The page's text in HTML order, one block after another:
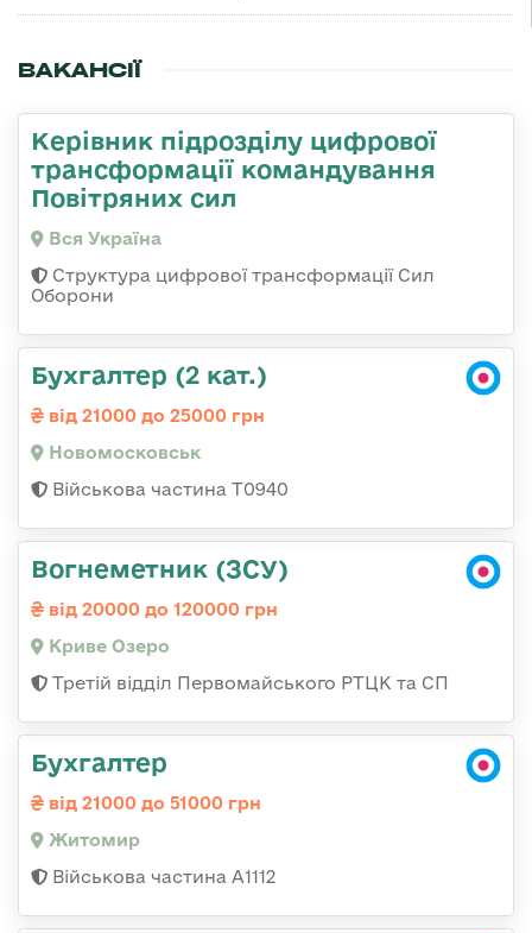
ВАКАНСІЇ
Керівник підрозділу цифрової
трансформації командування
Повітряних сил
Вся Україна
Структура цифрової трансформації Сил
Оборони
Бухгалтер (2 кат.)
від 21000 до 25000 грн
Новомосковськ
Військова частина Т0940
Вогнеметник (ЗСУ)
від 20000 до 120000 грн
Криве Озеро
Третій відділ Первомайського РТЦК та СП
Бухгалтер
від 21000 до 51000 грн
Житомир
Військова частина А1112